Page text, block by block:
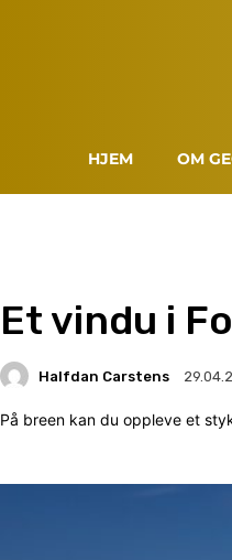
HJEM OM
Et vindu i
Halfdan Carstens
På breen kan du oppleve et